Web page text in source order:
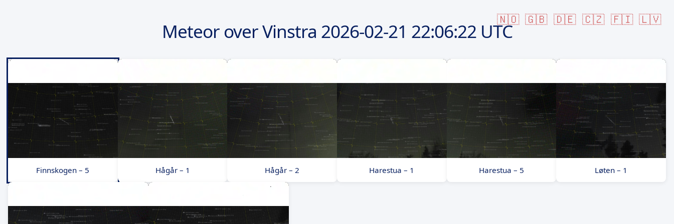
🇳🇴 🇬🇧 🇩🇪 🇨🇿 🇫🇮 🇱🇻
Meteor over Vinstra 2026-02-21 22:06:22 UTC
Finnskogen – 5 Hågår – 1 Hågår – 2 Harestua – 1 Harestua – 5 Løten – 1